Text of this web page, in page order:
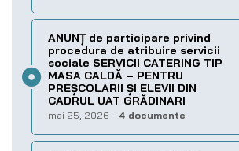
ANUNȚ de participare privind
procedura de atribuire servicii
sociale SERVICII CATERING TIP
MASA CALDĂ – PENTRU
PREȘCOLARII ȘI ELEVII DIN
CADRUL UAT GRĂDINARI
mai 25, 2026 4 documente